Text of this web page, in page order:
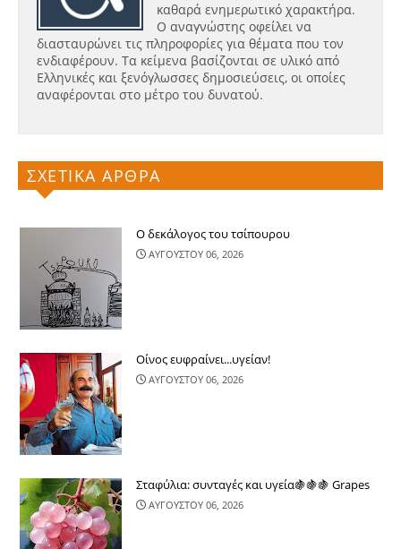
καθαρά ενημερωτικό χαρακτήρα.
Ο αναγνώστης οφείλει να
διασταυρώνει τις πληροφορίες για θέματα που τον
ενδιαφέρουν. Τα κείμενα βασίζονται σε υλικό από
Ελληνικές και ξενόγλωσσες δημοσιεύσεις, οι οποίες
αναφέρονται στο μέτρο του δυνατού.
ΣΧΕΤΙΚΑ ΑΡΘΡΑ
Ο δεκάλογος του τσίπουρου
ΑΥΓΟΥΣΤΟΥ 06, 2026
Οίνος ευφραίνει...υγείαν!
ΑΥΓΟΥΣΤΟΥ 06, 2026
Σταφύλια: συνταγές και υγεία🍇🍇🍇 Grapes
ΑΥΓΟΥΣΤΟΥ 06, 2026